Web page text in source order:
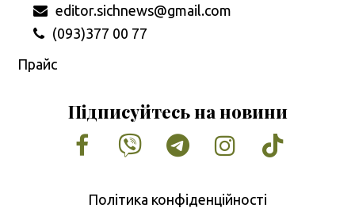
editor.sichnews@gmail.com
(093)377 00 77
Прайс
Підписуйтесь на новини
Facebook
VimeoTumblrInstagram
Tiktok
Політика конфіденційності